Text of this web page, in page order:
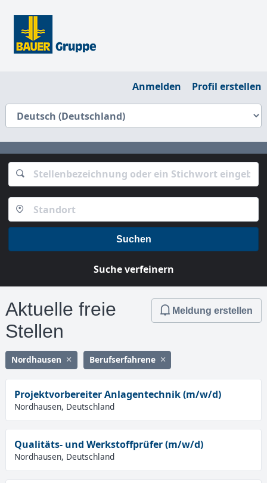
Anmelden Profil erstellen
Suchen
Suche verfeinern
Aktuelle freie
Stellen
Meldung erstellen
Nordhausen Berufserfahrene
Projektvorbereiter Anlagentechnik (m/w/d)
Nordhausen, Deutschland
Qualitäts- und Werkstoffprüfer (m/w/d)
Nordhausen, Deutschland